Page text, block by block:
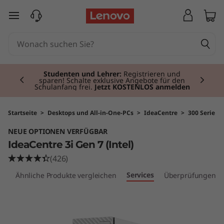
e
n
zum Hauptinhalt springen
Studenten und Lehrer: Registrieren und
sparen! Schalte exklusive Angebote für den
Schulanfang frei. Jetzt KOSTENLOS anmelden
Currently displaying item 2 of 3
Startseite > Desktops und All-in-One-PCs > IdeaCentre > 300 Serie
NEUE OPTIONEN VERFÜGBAR
IdeaCentre 3i Gen 7 (Intel)
(426)
Ähnliche Produkte vergleichen Services Überprüfungen